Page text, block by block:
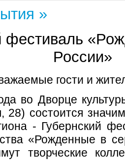
»
фестиваль
России»
гости и
во Дворце
28) состоится
- Губернский
«Рожденные в
творческие